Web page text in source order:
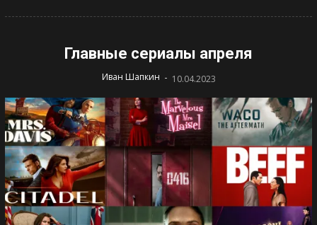
Главные сериалы апреля
Иван Шапкин - 10.04.2023